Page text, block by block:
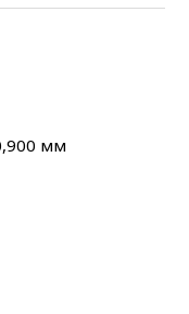
мм